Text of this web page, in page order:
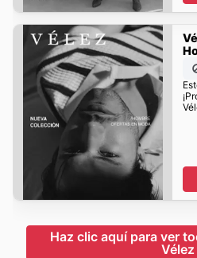
Haz clic aquí para ver
Vélez